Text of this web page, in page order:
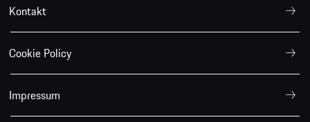
Kontakt
Cookie Policy
Impressum